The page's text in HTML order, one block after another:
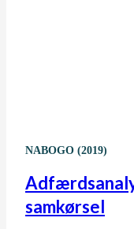
NABOGO (2019)
samkørsel